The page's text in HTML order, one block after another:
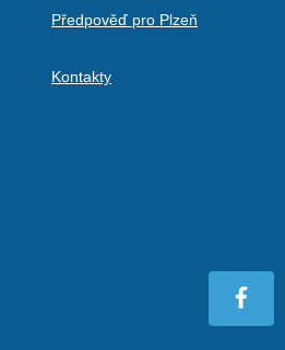
Předpověď pro Plzeň
Kontakty